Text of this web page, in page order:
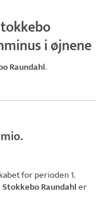
i øjnene
Raundahl.
for perioden 1.
Raundahler